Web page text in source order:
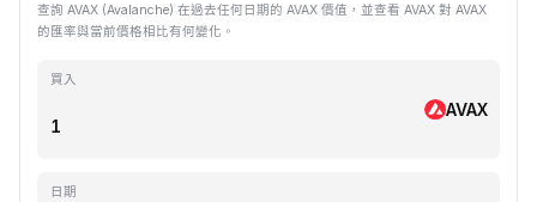
查詢 AVAX (Avalanche) 在過去任何日期的 AVAX 價值，並查看 AVAX 對 AVAX
的匯率與當前價格相比有何變化。
買入
AVAX
日期